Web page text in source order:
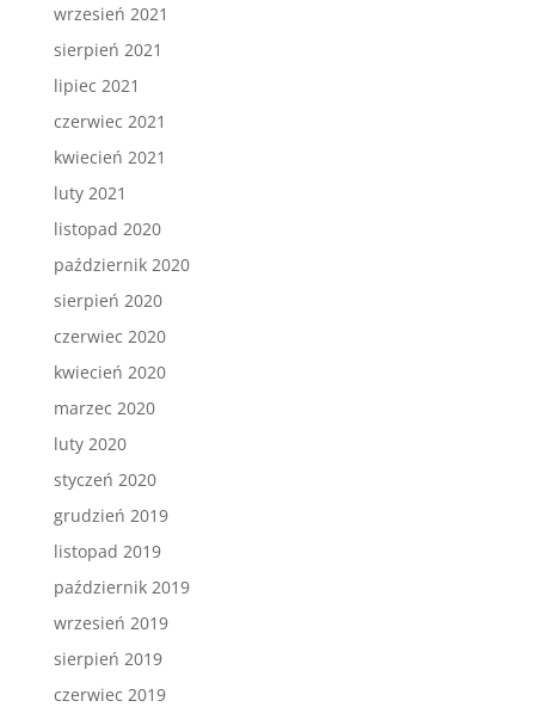
wrzesień 2021
sierpień 2021
lipiec 2021
czerwiec 2021
kwiecień 2021
luty 2021
listopad 2020
październik 2020
sierpień 2020
czerwiec 2020
kwiecień 2020
marzec 2020
luty 2020
styczeń 2020
grudzień 2019
listopad 2019
październik 2019
wrzesień 2019
sierpień 2019
czerwiec 2019